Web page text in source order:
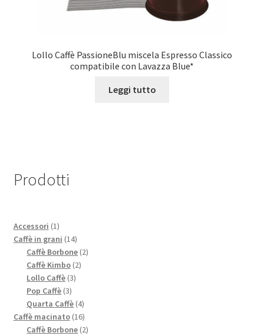
Lollo Caffè PassioneBlu miscela Espresso Classico
compatibile con Lavazza Blue*
Leggi tutto
Prodotti
Accessori 11
prodotto
Caffè in grani 1414
prodotti
Caffè Borbone 22
Caffè Kimbo 22
Lollo Caffè 33
Pop Caffè 33
prodotti
Quarta Caffè 44
prodotti
Caffè macinato 1616
prodotti
Caffè Borbone 22